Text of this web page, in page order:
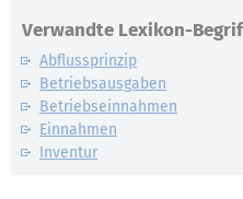
Verwandte Lexikon-
Abflussprinzip
Betriebsausgaben
Betriebseinnahmen
Einnahmen
Inventur